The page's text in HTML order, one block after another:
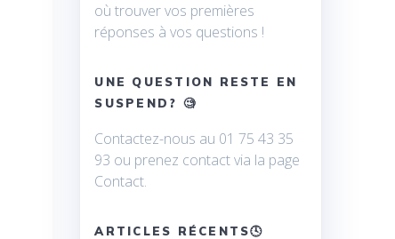
où trouver vos premières
réponses à vos questions !
UNE QUESTION RESTE EN
SUSPEND? 🧐
Contactez-nous au 01 75 43 35
93 ou prenez contact via la page
Contact.
ARTICLES RÉCENTS🕓